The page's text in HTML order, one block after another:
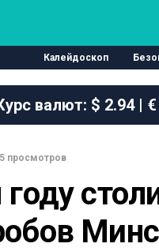
Калейдоскоп
валют: $ 2.94 |
просмотров